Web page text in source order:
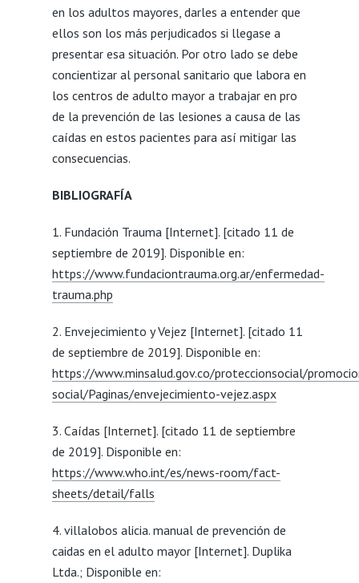
en los adultos mayores, darles a entender que
ellos son los más perjudicados si llegase a
presentar esa situación. Por otro lado se debe
concientizar al personal sanitario que labora en
los centros de adulto mayor a trabajar en pro
de la prevención de las lesiones a causa de las
caídas en estos pacientes para así mitigar las
consecuencias.
BIBLIOGRAFÍA
1. Fundación Trauma [Internet]. [citado 11 de
septiembre de 2019]. Disponible en:
https://www.fundaciontrauma.org.ar/enfermedad-
trauma.php
2. Envejecimiento y Vejez [Internet]. [citado 11
de septiembre de 2019]. Disponible en:
https://www.minsalud.gov.co/proteccionsocial/
social/Paginas/envejecimiento-vejez.aspx
3. Caídas [Internet]. [citado 11 de septiembre
de 2019]. Disponible en:
https://www.who.int/es/news-room/fact-
sheets/detail/falls
4. villalobos alicia. manual de prevención de
caidas en el adulto mayor [Internet]. Duplika
Ltda.; Disponible en: